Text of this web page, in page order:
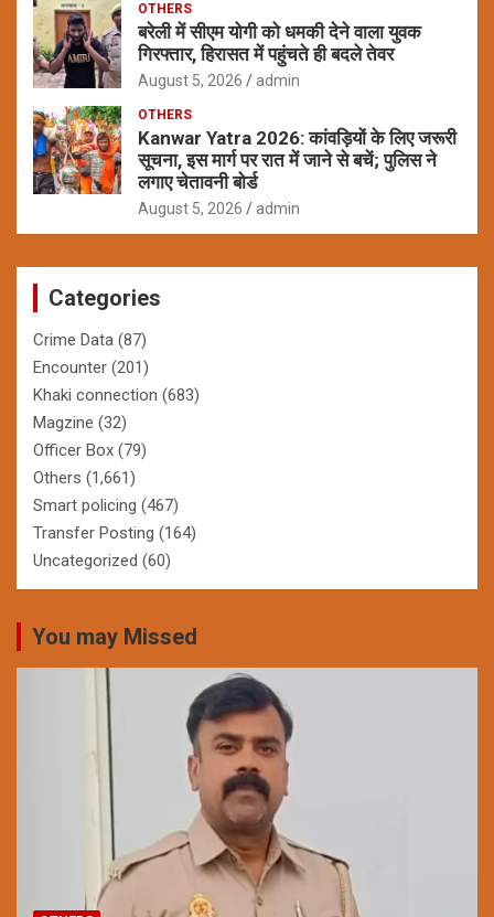
OTHERS
बरेली में सीएम योगी को धमकी देने वाला युवक
गिरफ्तार, हिरासत में पहुंचते ही बदले तेवर
August 5, 2026 admin
OTHERS
Kanwar Yatra 2026: कांवड़ियों के लिए जरूरी
सूचना, इस मार्ग पर रात में जाने से बचें; पुलिस ने
लगाए चेतावनी बोर्ड
August 5, 2026 admin
Categories
Crime Data (87)
Encounter (201)
Khaki connection (683)
Magzine (32)
Officer Box (79)
Others (1,661)
Smart policing (467)
Transfer Posting (164)
Uncategorized (60)
You may Missed